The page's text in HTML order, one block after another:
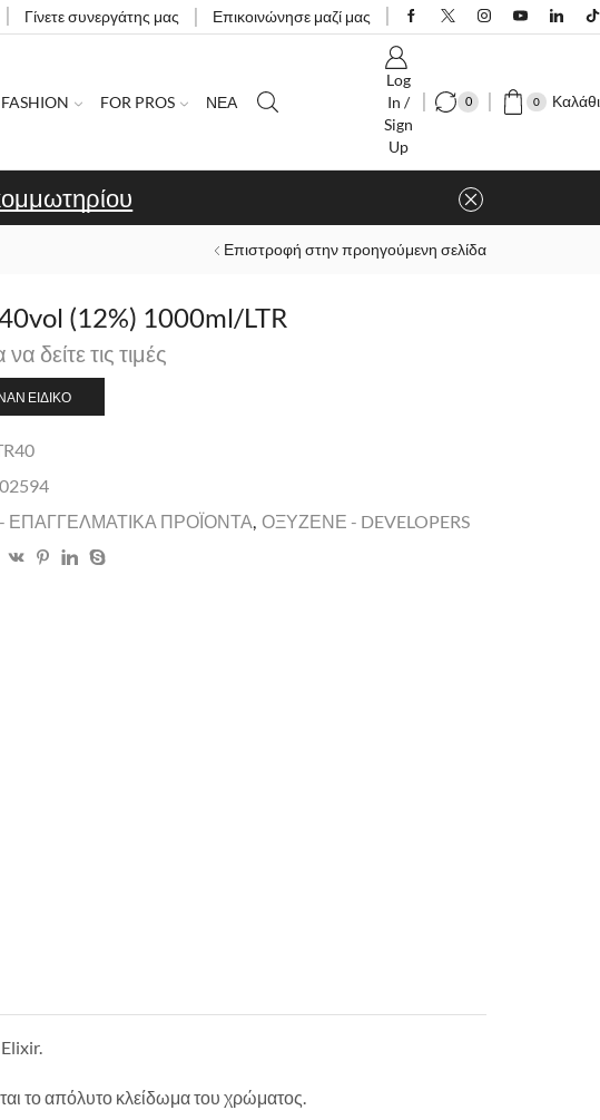
Γίνετε συνεργάτης μας Επικοινώνησε μαζί μας
FOR PROS ΝΕΑ
Log
In /
Sign
Up
0 0 Καλάθι
Επιστροφή στην προηγούμενη σελίδα
(12%) 1000ml/LTR
δείτε τις τιμές
ΕΙΔΙΚΌ
- ΕΠΑΓΓΕΛΜΑΤΙΚΑ ΠΡΟΪΟΝΤΑ ΟΞΥΖΕΝΕ - DEVELOPERS
το απόλυτο κλείδωμα του χρώματος.